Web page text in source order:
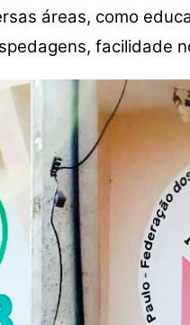
áreas, como
facilidade